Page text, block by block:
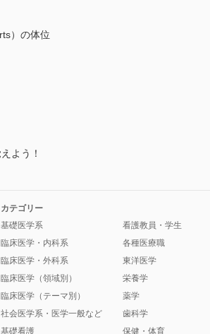
）の体位
よう！
カテゴリー
基礎医学系
臨床医学・内科系
臨床医学・外科系
臨床医学（領域別）
臨床医学（テーマ別）
社会医学系・医学一般など
基礎看護
看護教員・学生
各種医療職
東洋医学
栄養学
薬学
歯科学
保健・体育